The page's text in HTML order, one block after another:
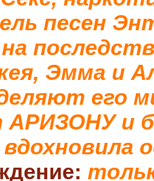
песен
Эмма и
его
и
вдохновила